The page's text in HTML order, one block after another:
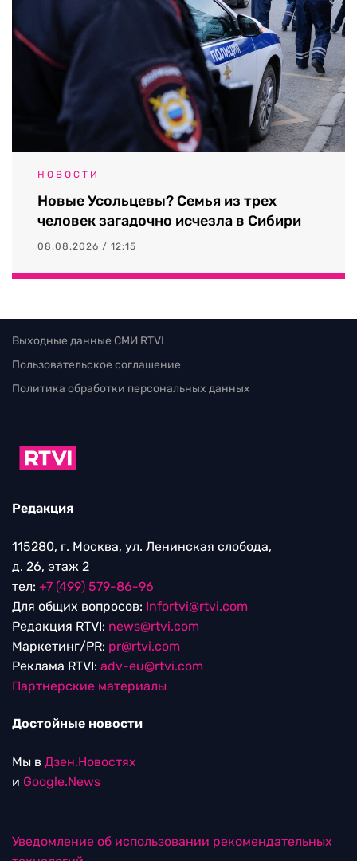
НОВОСТИ
Новые Усольцевы? Семья из трех
человек загадочно исчезла в Сибири
08.08.2026 / 12:15
Выходные данные СМИ RTVI
Пользовательское соглашение
Политика обработки персональных данных
Редакция
115280, г. Москва, ул. Ленинская слобода,
д. 26, этаж 2
тел: +7 (499) 579-86-96
Для общих вопросов: Infortvi@rtvi.com
Редакция RTVI: news@rtvi.com
Маркетинг/PR: pr@rtvi.com
Реклама RTVI: adv-eu@rtvi.com
Партнерские материалы
Достойные новости
Мы в Дзен.Новостях
и Google.News
Уведомление об использовании рекомендательных